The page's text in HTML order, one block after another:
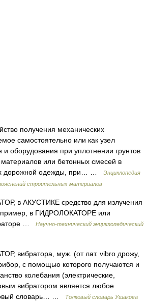
получения механических
самостоятельно или как узел
оборудования при уплотнении грунтов
или бетонных смесей в
дорожной одежды, при… …
Энциклопедия
строительных материалов
в АКУСТИКЕ средство для излучения
в ГИДРОЛОКАТОРЕ или
…
Научно-технический энциклопедический
вибратора, муж. (от лат. vibro дрожу,
с помощью которого получаются и
колебания (электрические,
вибратором является любое
словарь… …
Толковый словарь Ушакова